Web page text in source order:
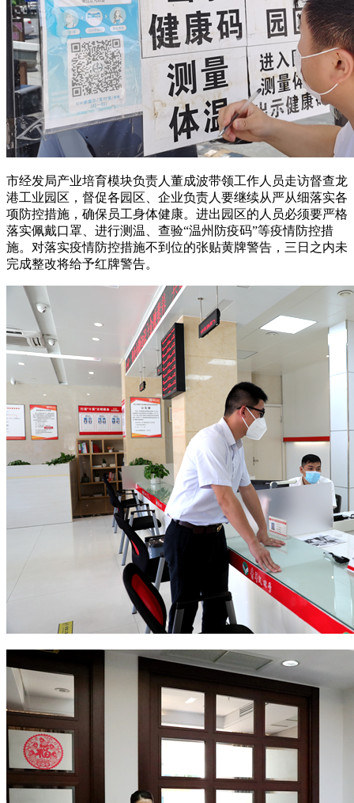
市经发局产业培育模块负责人董成波带领工作人员走访督查龙
港工业园区，督促各园区、企业负责人要继续从严从细落实各
项防控措施，确保员工身体健康。进出园区的人员必须要严格
落实佩戴口罩、进行测温、查验“温州防疫码”等疫情防控措
施。对落实疫情防控措施不到位的张贴黄牌警告，三日之内未
完成整改将给予红牌警告。